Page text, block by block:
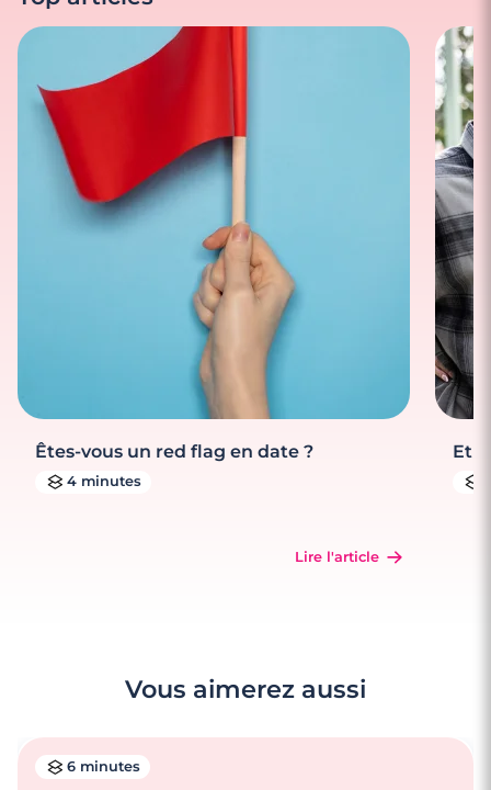
Êtes-vous un red flag en date ?
4 minutes
Lire l'article
Et
Vous aimerez aussi
6 minutes